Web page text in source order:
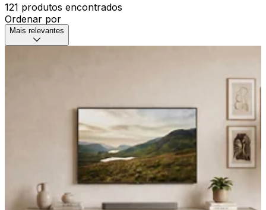
121 produtos encontrados
Ordenar por
Mais relevantes